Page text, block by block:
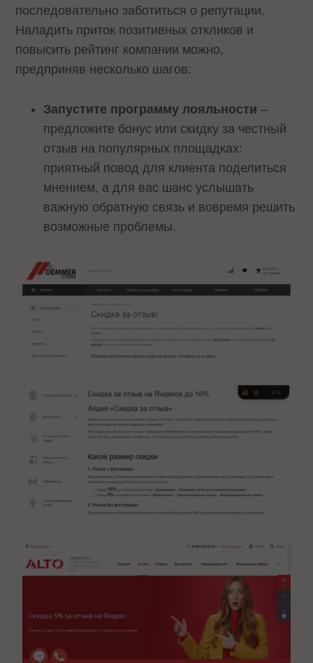
последовательно заботиться о репутации.
Наладить приток позитивных откликов и
повысить рейтинг компании можно,
предприняв несколько шагов:
Запустите программу лояльности –
предложите бонус или скидку за честный
отзыв на популярных площадках:
приятный повод для клиента поделиться
мнением, а для вас шанс услышать
важную обратную связь и вовремя решить
возможные проблемы.